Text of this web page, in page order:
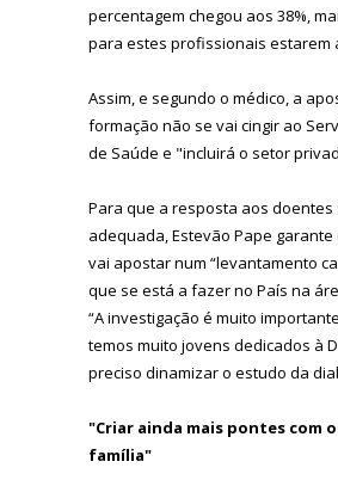
percentagem chegou aos 38%,
para estes profissionais estarem
Assim, e segundo o médico, a
formação não se vai cingir ao
de Saúde e "incluirá o setor
Para que a resposta aos doentes
adequada, Estevão Pape garante
vai apostar num “levantamento
que se está a fazer no País na
“A investigação é muito
temos muito jovens dedicados à
preciso dinamizar o estudo da
"Criar ainda mais pontes com
família"